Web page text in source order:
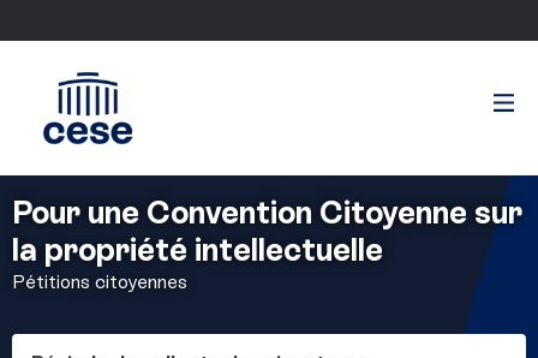
Pour une Convention Citoyenne sur
la propriété intellectuelle
Pétitions citoyennes